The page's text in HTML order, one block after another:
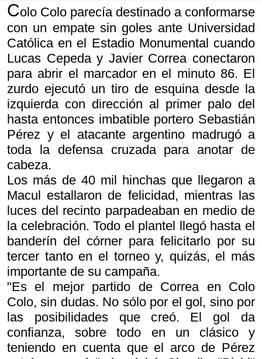
Colo Colo parecía destinado a conformarse
con un empate sin goles ante Universidad
Católica en el Estadio Monumental cuando
Lucas Cepeda y Javier Correa conectaron
para abrir el marcador en el minuto 86. El
zurdo ejecutó un tiro de esquina desde la
izquierda con dirección al primer palo del
hasta entonces imbatible portero Sebastián
Pérez y el atacante argentino madrugó a
toda la defensa cruzada para anotar de
cabeza.
Los más de 40 mil hinchas que llegaron a
Macul estallaron de felicidad, mientras las
luces del recinto parpadeaban en medio de
la celebración. Todo el plantel llegó hasta el
banderín del córner para felicitarlo por su
tercer tanto en el torneo y, quizás, el más
importante de su campaña.
"Es el mejor partido de Correa en Colo
Colo, sin dudas. No sólo por el gol, sino por
las posibilidades que creó. El gol da
confianza, sobre todo en un clásico y
teniendo en cuenta que el arco de Pérez